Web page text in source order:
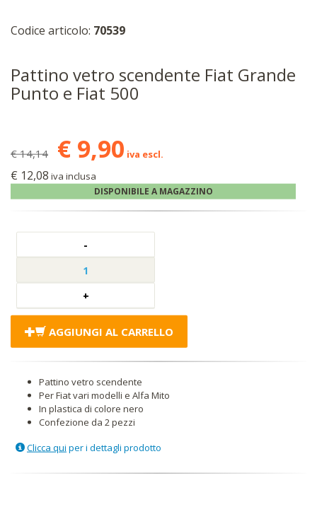
Codice articolo: 70539
Pattino vetro scendente Fiat Grande
Punto e Fiat 500
€ 14,14 € 9,90 iva escl.
€ 12,08 iva inclusa
DISPONIBILE A MAGAZZINO
AGGIUNGI AL CARRELLO
Pattino vetro scendente
Per Fiat vari modelli e Alfa Mito
In plastica di colore nero
Confezione da 2 pezzi
Clicca qui per i dettagli prodotto